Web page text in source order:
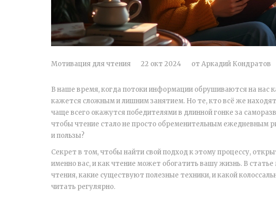
Мотивация для чтения 22 окт 2024 от Аркадий Кондратов
В наше время, когда потоки информации обрушиваются на нас
кажется сложным и лишним занятием. Но те, кто всё же
чаще всего окажутся победителями в длинной гонке за
чтобы чтение стало не просто обременительным ежедневным
и пользы?
Секрет в том, чтобы найти свой подход к этому процессу,
именно вас, и как чтение может обогатить вашу жизнь. В
чтения, какие существуют полезные техники, и какой
читать регулярно.